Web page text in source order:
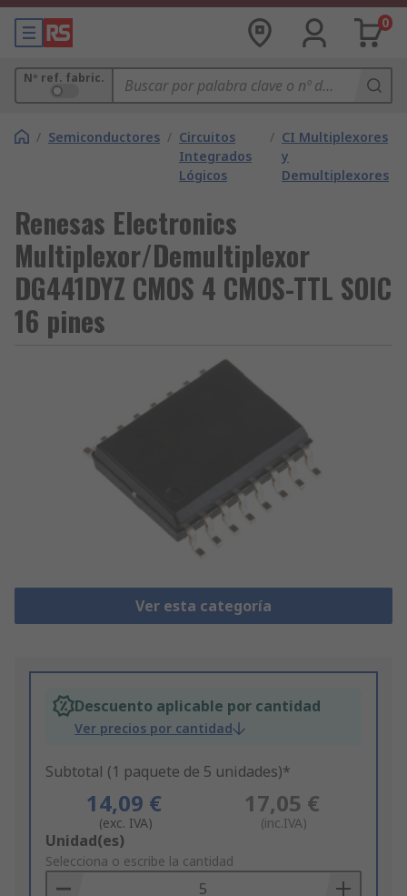
0
Nº ref. fabric.
/ Semiconductores / Circuitos
Integrados
Lógicos
/ CI Multiplexores
y
Demultiplexores
Renesas Electronics
Multiplexor/Demultiplexor
DG441DYZ CMOS 4 CMOS-TTL SOIC
16 pines
Ver esta categoría
Descuento aplicable por cantidad
Ver precios por cantidad
Subtotal (1 paquete de 5 unidades)*
14,09 €
(exc. IVA)
17,05 €
(inc.IVA)
Add
to
Basket
Unidad(es)
Selecciona o escribe la cantidad